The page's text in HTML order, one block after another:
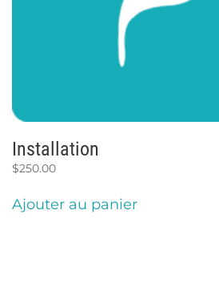
Installation
$250.00
Ajouter au panier